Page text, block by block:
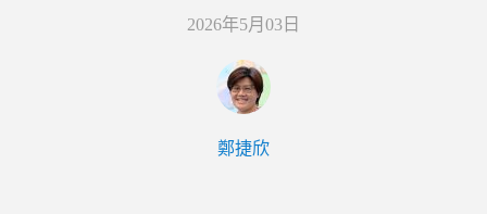
2026年5月03日
鄭捷欣